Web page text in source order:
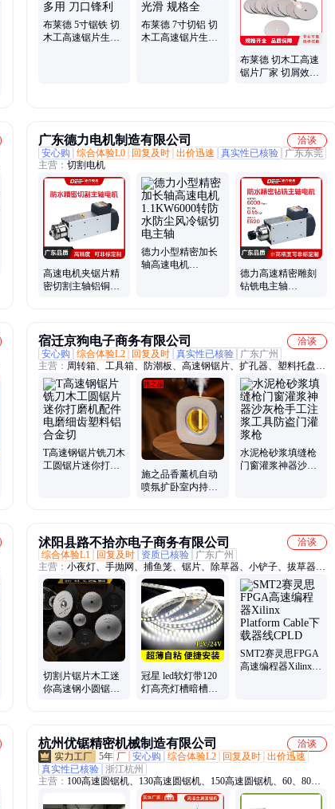
布莱德 5寸锯铁 切
木工高速锯片生产
布莱德 7寸切铝 切
木工高速锯片生产
布莱德 切木工高速
锯片厂家 切屑效果
广东德力电机制造有限公司
洽谈
安心购
综合体验L0 回复及时 出价迅速 真实性已核验
广东东莞
主营： 切割电机
高速电机夹锯片精
密切割主轴铝铜材
德力小型精密加长
轴高速电机
德力高速精密雕刻
钻铣电主轴
宿迁京狗电子商务有限公司
洽谈
安心购
综合体验L2 回复及时 真实性已核验
广东广州
主营： 周转箱、工具箱、防潮板、高速钢锯片、扩孔器、塑料托盘、
分类垃圾桶、金刚砂扩孔
T高速钢锯片铣刀木
工圆锯片迷你打磨
施之品香薰机自动
喷氛扩卧室内持久
水泥枪砂浆填缝枪
门窗灌浆神器沙灰
沭阳县路不拾亦电子商务有限公司
洽谈
综合体验L1
回复及时 资质已核验
广东广州
主营： 小夜灯、手抛网、捕鱼笼、锯片、除草器、小铲子、拔草器、
捕鱼网、锄草器、led台灯、固定板、锄草铲子、园艺工具、单层渔
网、虾笼渔网、农用工具、扑鱼网笼、锄草工具、黄鳝渔网、捕鱼工
具、折叠渔网、台灯灯泡、寝室台灯、北欧台灯、led插座灯、渔网鱼
网
切割片锯片木工迷
你高速钢小圆锯片
冠星 led软灯带120
灯高亮灯槽暗槽光
SMT2赛灵思FPGA
高速编程器Xilinx
杭州优锯精密机械制造有限公司
洽谈
5年 厂 安心购 综合体验L2 回复及时 出价迅速
真实性已核验 浙江杭州
主营： 100高速圆锯机、130高速圆锯机、150高速圆锯机、60、80圆